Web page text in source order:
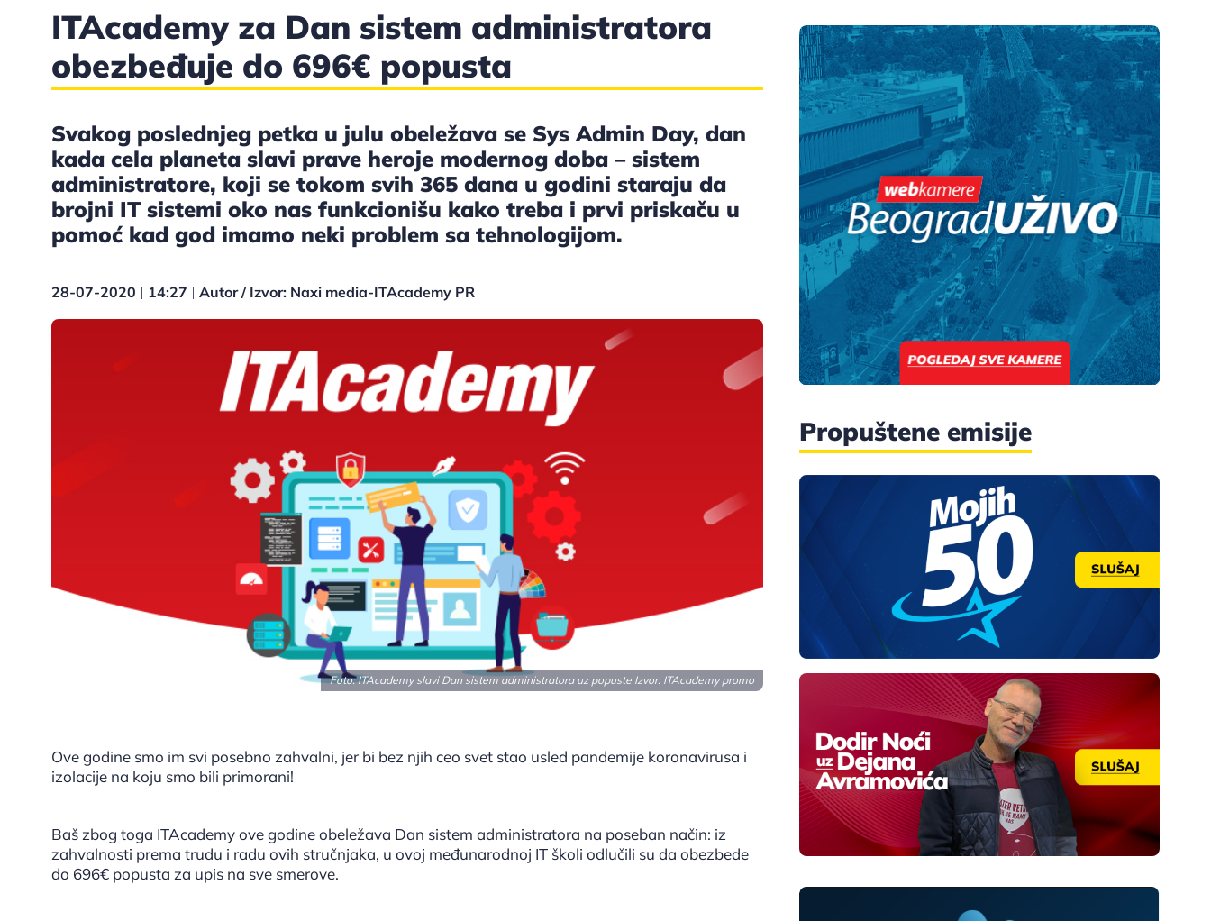
ITAcademy za Dan sistem administratora
obezbeđuje do 696€ popusta
Svakog poslednjeg petka u julu obeležava se Sys Admin Day, dan
kada cela planeta slavi prave heroje modernog doba – sistem
administratore, koji se tokom svih 365 dana u godini staraju da
brojni IT sistemi oko nas funkcionišu kako treba i prvi priskaču u
pomoć kad god imamo neki problem sa tehnologijom.
28-07-2020 14:27 Autor / Izvor: Naxi media-ITAcademy PR
Foto: ITAcademy slavi Dan sistem administratora uz popuste Izvor: ITAcademy promo
Ove godine smo im svi posebno zahvalni, jer bi bez njih ceo svet stao usled pandemije koronavirusa i
izolacije na koju smo bili primorani!
Baš zbog toga ITAcademy ove godine obeležava Dan sistem administratora na poseban način: iz
zahvalnosti prema trudu i radu ovih stručnjaka, u ovoj međunarodnoj IT školi odlučili su da obezbede
do 696€ popusta za upis na sve smerove.
Propuštene emisije